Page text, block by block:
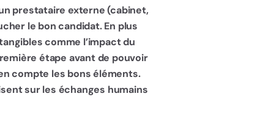
prestataire externe (cabinet,
le bon candidat. En plus
comme l’impact du
étape avant de pouvoir
compte les bons éléments.
sur les échanges humains